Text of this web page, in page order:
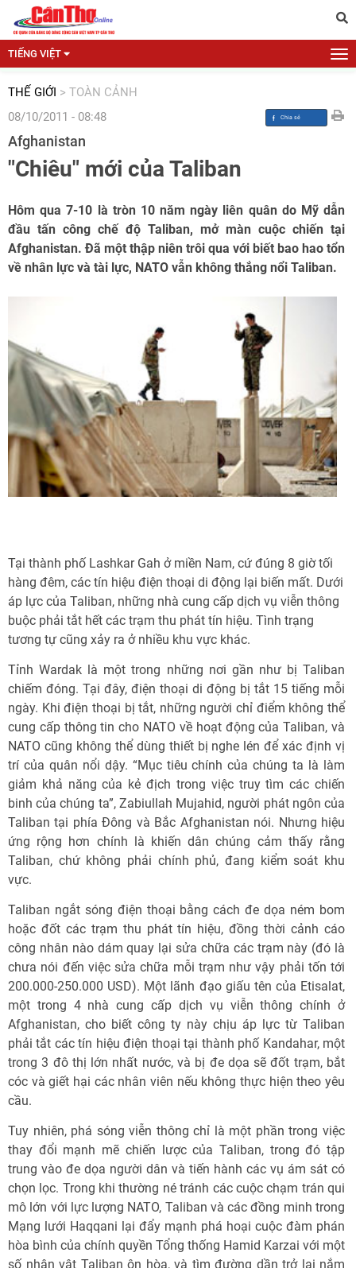
TIẾNG VIỆT
THẾ GIỚI > TOÀN CẢNH
08/10/2011 - 08:48
Afghanistan
"Chiêu" mới của Taliban
Hôm qua 7-10 là tròn 10 năm ngày liên quân do Mỹ dẫn
đầu tấn công chế độ Taliban, mở màn cuộc chiến tại
Afghanistan. Đã một thập niên trôi qua với biết bao hao tổn
về nhân lực và tài lực, NATO vẫn không thắng nổi Taliban.
Tại thành phố Lashkar Gah ở miền Nam, cứ đúng 8 giờ tối
hàng đêm, các tín hiệu điện thoại di động lại biến mất. Dưới
áp lực của Taliban, những nhà cung cấp dịch vụ viễn thông
buộc phải tắt hết các trạm thu phát tín hiệu. Tình trạng
tương tự cũng xảy ra ở nhiều khu vực khác.
Tỉnh Wardak là một trong những nơi gần như bị Taliban
chiếm đóng. Tại đây, điện thoại di động bị tắt 15 tiếng mỗi
ngày. Khi điện thoại bị tắt, những người chỉ điểm không thể
cung cấp thông tin cho NATO về hoạt động của Taliban, và
NATO cũng không thể dùng thiết bị nghe lén để xác định vị
trí của quân nổi dậy. “Mục tiêu chính của chúng ta là làm
giảm khả năng của kẻ địch trong việc truy tìm các chiến
binh của chúng ta”, Zabiullah Mujahid, người phát ngôn của
Taliban tại phía Đông và Bắc Afghanistan nói. Nhưng hiệu
ứng rộng hơn chính là khiến dân chúng cảm thấy rằng
Taliban, chứ không phải chính phủ, đang kiểm soát khu
vực.
Taliban ngắt sóng điện thoại bằng cách đe dọa ném bom
hoặc đốt các trạm thu phát tín hiệu, đồng thời cảnh cáo
công nhân nào dám quay lại sửa chữa các trạm này (đó là
chưa nói đến việc sửa chữa mỗi trạm như vậy phải tốn tới
200.000-250.000 USD). Một lãnh đạo giấu tên của Etisalat,
một trong 4 nhà cung cấp dịch vụ viễn thông chính ở
Afghanistan, cho biết công ty này chịu áp lực từ Taliban
phải tắt các tín hiệu điện thoại tại thành phố Kandahar, một
trong 3 đô thị lớn nhất nước, và bị đe dọa sẽ đốt trạm, bắt
cóc và giết hại các nhân viên nếu không thực hiện theo yêu
cầu.
Tuy nhiên, phá sóng viễn thông chỉ là một phần trong việc
thay đổi mạnh mẽ chiến lược của Taliban, trong đó tập
trung vào đe dọa người dân và tiến hành các vụ ám sát có
chọn lọc. Trong khi thường né tránh các cuộc chạm trán qui
mô lớn với lực lượng NATO, Taliban và các đồng minh trong
Mạng lưới Haqqani lại đẩy mạnh phá hoại cuộc đàm phán
hòa bình của chính quyền Tổng thống Hamid Karzai với một
số nhân vật Taliban ôn hòa, và tìm đường dần trở lại nắm